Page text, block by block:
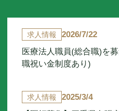
求人情報
2026/7/22
医療法人職員(総合職)を
職祝い金制度あり)
求人情報
2025/3/4